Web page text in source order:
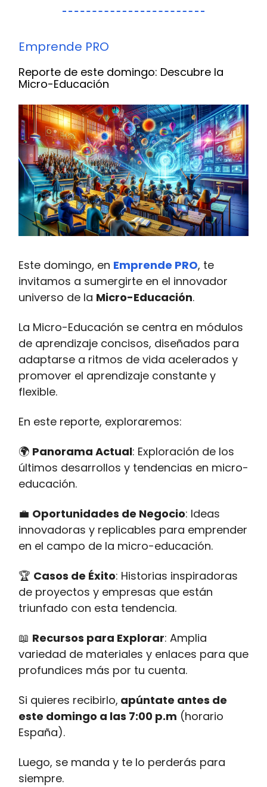
Emprende PRO
Reporte de este domingo: Descubre la
Micro-Educación
Este domingo, en Emprende PRO, te
invitamos a sumergirte en el innovador
universo de la Micro-Educación.
La Micro-Educación se centra en módulos
de aprendizaje concisos, diseñados para
adaptarse a ritmos de vida acelerados y
promover el aprendizaje constante y
flexible.
En este reporte, exploraremos:
🌍 Panorama Actual: Exploración de los
últimos desarrollos y tendencias en micro-
educación.
💼 Oportunidades de Negocio: Ideas
innovadoras y replicables para emprender
en el campo de la micro-educación.
🏆 Casos de Éxito: Historias inspiradoras
de proyectos y empresas que están
triunfado con esta tendencia.
📖 Recursos para Explorar: Amplia
variedad de materiales y enlaces para que
profundices más por tu cuenta.
Si quieres recibirlo, apúntate antes de
este domingo a las 7:00 p.m (horario
España).
Luego, se manda y te lo perderás para
siempre.